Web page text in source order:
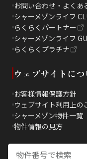
お問い合わせ・よくあ
シャーメゾンライフ
らくらくパートナー
シャーメゾンライフ
らくらくプラチナ
ウェブサイトに
お客様情報保護方針
ウェブサイト利用上の
シャーメゾン物件一覧
物件情報の見方